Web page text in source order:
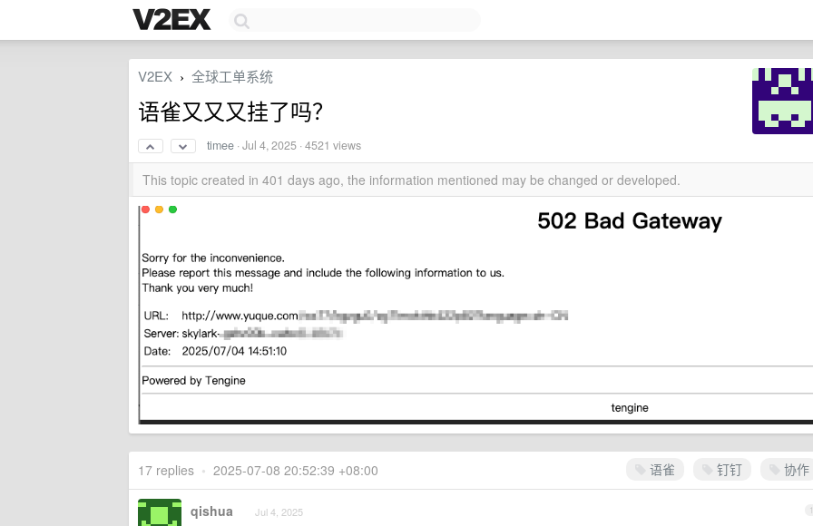
V2EX › 全球工单系统
语雀又又又挂了吗？
timee ·Jul 4, 2025 · 4521 views
This topic created in 401 days ago, the information mentioned may be changed or developed.
语雀 钉钉 协作
17 replies • 2025-07-08 20:52:39 +08:00
1
qishua Jul 4, 2025